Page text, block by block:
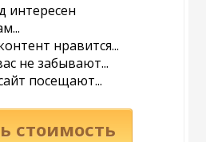
интересен
нравится...
не забывают...
посещают...
стоимость